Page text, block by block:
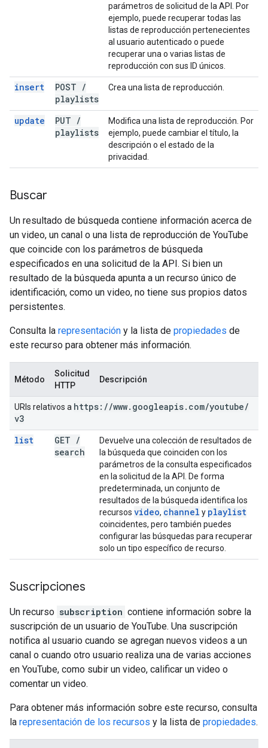
parámetros de solicitud de la API. Por
ejemplo, puede recuperar todas las
listas de reproducción pertenecientes
al usuario autenticado o puede
recuperar una o varias listas de
reproducción con sus ID únicos.
insert POST /
playlists
Crea una lista de reproducción.
update PUT /
playlists
Modifica una lista de reproducción. Por
ejemplo, puede cambiar el título, la
descripción o el estado de la
privacidad.
Buscar
Un resultado de búsqueda contiene información acerca de
un video, un canal o una lista de reproducción de YouTube
que coincide con los parámetros de búsqueda
especificados en una solicitud de la API. Si bien un
resultado de la búsqueda apunta a un recurso único de
identificación, como un video, no tiene sus propios datos
persistentes.
Consulta la representación y la lista de propiedades de
este recurso para obtener más información.
Método
Solicitud
HTTP
Descripción
URIs relativos a https: //www. googleapis. com/youtube/
v3
list
GET /
search
Devuelve una colección de resultados de
la búsqueda que coinciden con los
parámetros de la consulta especificados
en la solicitud de la API. De forma
predeterminada, un conjunto de
resultados de la búsqueda identifica los
recursos video, channel y playlist
coincidentes, pero también puedes
configurar las búsquedas para recuperar
solo un tipo específico de recurso.
Suscripciones
Un recurso subscription contiene información sobre la
suscripción de un usuario de YouTube. Una suscripción
notifica al usuario cuando se agregan nuevos videos a un
canal o cuando otro usuario realiza una de varias acciones
en YouTube, como subir un video, calificar un video o
comentar un video.
Para obtener más información sobre este recurso, consulta
la representación de los recursos y la lista de propiedades.